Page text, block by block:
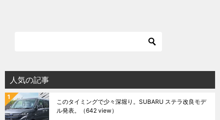
人気の記事
このタイミングで少々深堀り。SUBARU ステラ改良モデ
ル発表。
（642 view）